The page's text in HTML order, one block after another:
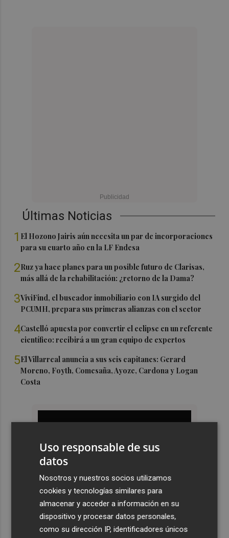
Últimas Noticias
1 El Hozono Jairis aún necesita un par de incorporaciones
para su cuarto año en la LF Endesa
2Ruz ya hace planes para un posible futuro de Clarisas,
más allá de la rehabilitación: ¿retorno de la Dama?
3ViviFind, el buscador inmobiliario con IA surgido del
PCUMH, prepara sus primeras alianzas con el sector
4Castelló apuesta por convertir el eclipse en un referente
científico: recibirá a un gran equipo de expertos
5El Villarreal anuncia a sus seis capitanes: Gerard
Moreno, Foyth, Comesaña, Ayoze, Cardona y Logan
Costa
Uso responsable de sus
datos
Nosotros y nuestros socios utilizamos
cookies y tecnologías similares para
almacenar y acceder a información en su
dispositivo y procesar datos personales,
como su dirección IP, identificadores únicos